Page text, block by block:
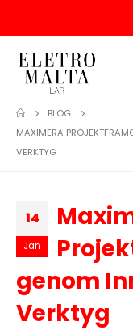
BLOG
MAXIMERA
VERKTYG
14
Jan
genom
Verktyg